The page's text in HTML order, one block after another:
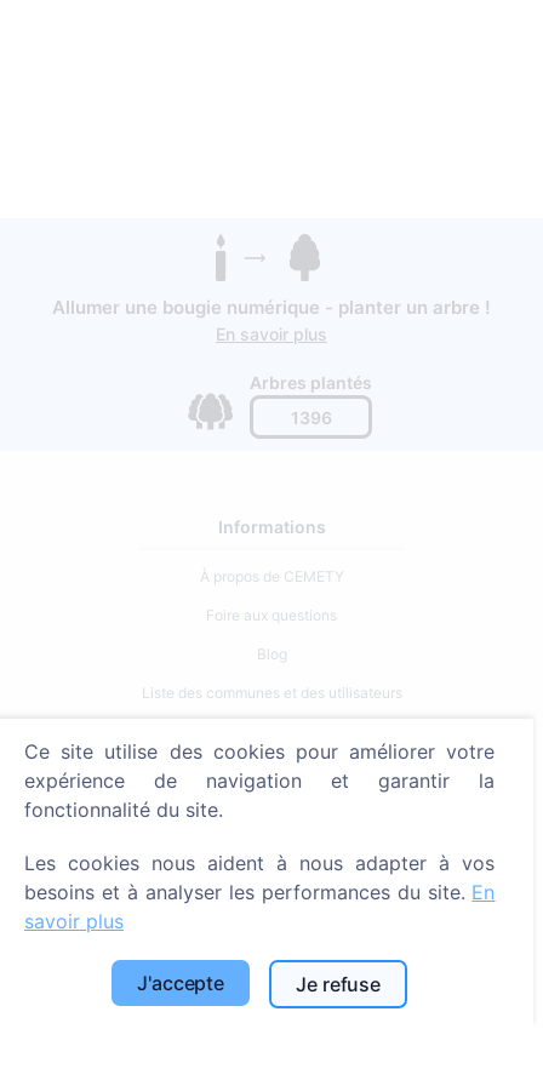
Allumer une bougie numérique - planter un arbre !
En savoir plus
Arbres plantés
1396
Informations
À propos de CEMETY
Foire aux questions
Blog
Liste des communes et des utilisateurs
Politique de paiement
Paramètres des cookies
Recherche
Services
Ce site utilise des cookies pour améliorer votre
expérience de navigation et garantir la
fonctionnalité du site.
Les cookies nous aident à nous adapter à vos
besoins et à analyser les performances du site. En
savoir plus
J'accepte Je refuse